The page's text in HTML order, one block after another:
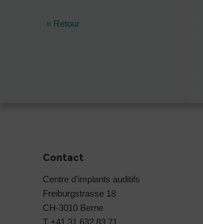
« Retour
Contact
Centre d'implants auditifs
Freiburgstrasse 18
CH-3010 Berne
T +41 31 632 83 71